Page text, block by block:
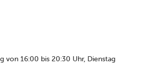
von 16:00 bis 20:30 Uhr, Dienstag